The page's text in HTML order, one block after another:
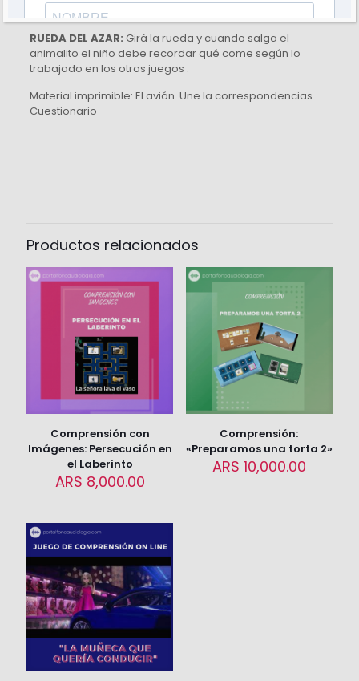
seleccionar una.
RUEDA DEL AZAR: Girá la rueda y cuando salga el
animalito el niño debe recordar qué come según lo
trabajado en los otros juegos .
Material imprimible: El avión. Une la correspondencias.
Cuestionario
“Comprensión: «Los animales
comen…»”
Tu dirección de correo electrónico no será publicada.
campos obligatorios están marcados con
puntuación*
1 de 5
estrellas
2 de 5
estrellas
3 de 5
estrellas
Nombre*
Correo
electrónico*
Guarda mi nombre, correo electrónico y web en este
navegador para la próxima vez que comente.
Productos relacionados
Comprensión con
Imágenes: Persecución en
el Laberinto
ARS 8,000.00
Comprensión:
«Preparamos una torta 2»
ARS 10,000.00